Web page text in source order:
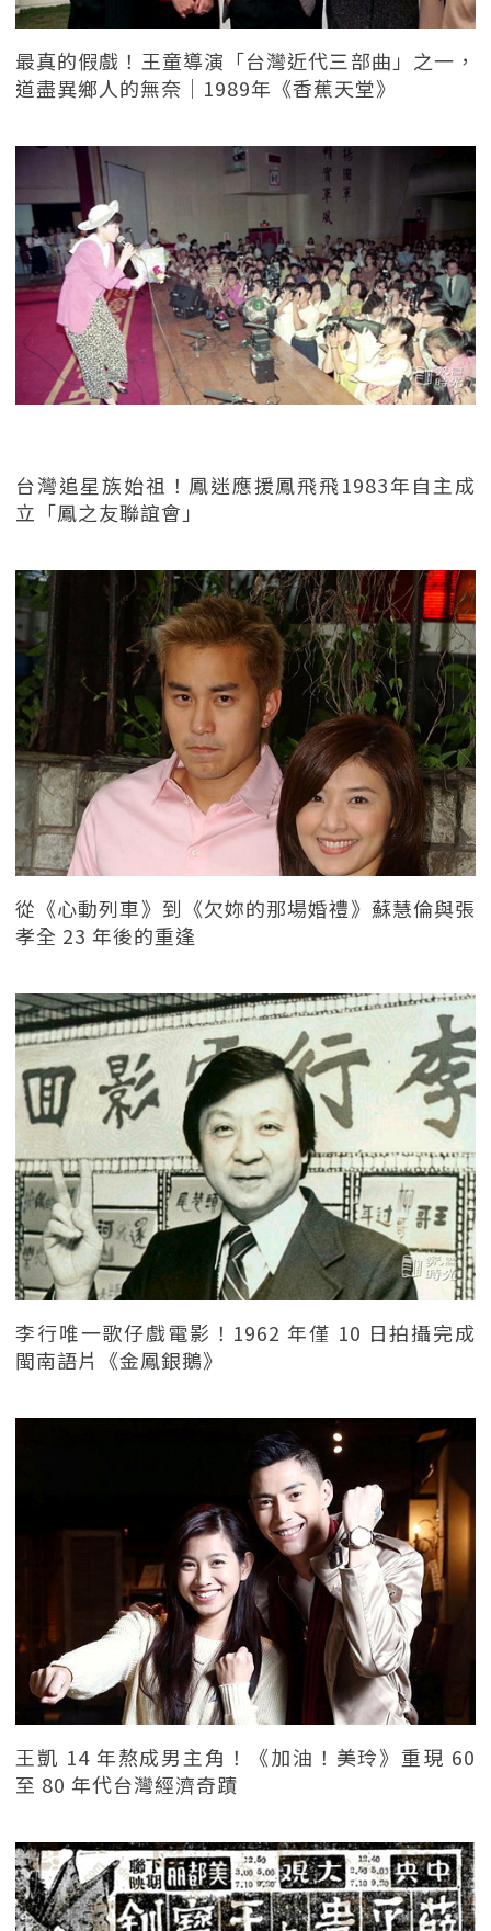
最真的假戲！王童導演「台灣近代三部曲」之一，
道盡異鄉人的無奈｜1989年《香蕉天堂》
台灣追星族始祖！鳳迷應援鳳飛飛1983年自主成
立「鳳之友聯誼會」
從《心動列車》到《欠妳的那場婚禮》蘇慧倫與張
孝全 23 年後的重逢
李行唯一歌仔戲電影！1962 年僅 10 日拍攝完成
閩南語片《金鳳銀鵝》
王凱 14 年熬成男主角！《加油！美玲》重現 60
至 80 年代台灣經濟奇蹟